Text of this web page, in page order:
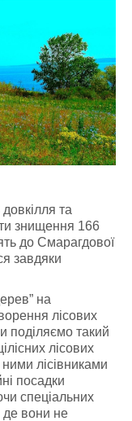
та
знищення 166
до Смарагдової
завдяки
на
лісових
поділяємо такий
лісових
лісівниками
посадки
спеціальних
де вони не